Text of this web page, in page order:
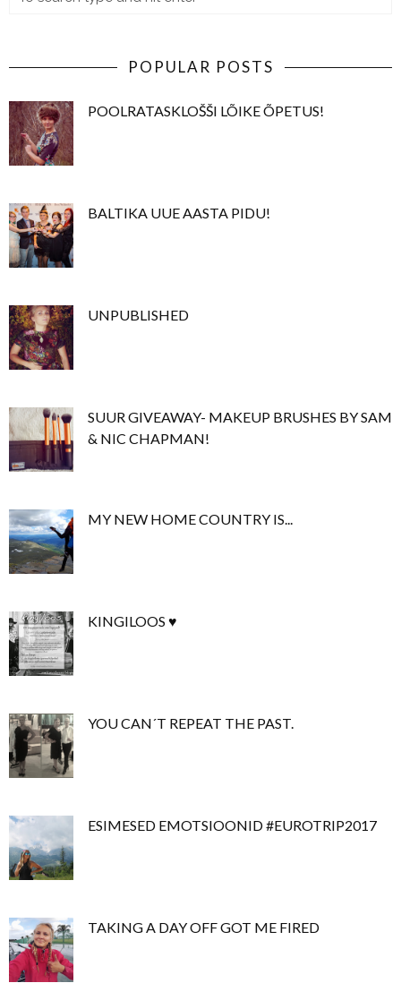
POPULAR POSTS
POOLRATASKLOŠŠI LÕIKE ÕPETUS!
BALTIKA UUE AASTA PIDU!
UNPUBLISHED
SUUR GIVEAWAY- MAKEUP BRUSHES BY SAM
& NIC CHAPMAN!
MY NEW HOME COUNTRY IS...
KINGILOOS ♥
YOU CAN´T REPEAT THE PAST.
ESIMESED EMOTSIOONID #EUROTRIP2017
TAKING A DAY OFF GOT ME FIRED